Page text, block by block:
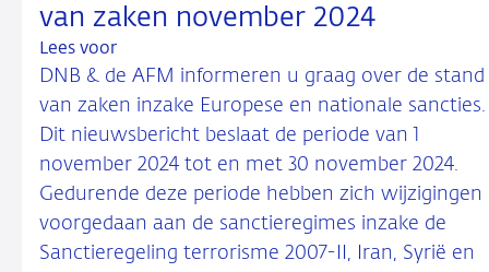
van zaken november 2024
Lees voor
DNB & de AFM informeren u graag over de stand
van zaken inzake Europese en nationale sancties.
Dit nieuwsbericht beslaat de periode van 1
november 2024 tot en met 30 november 2024.
Gedurende deze periode hebben zich wijzigingen
voorgedaan aan de sanctieregimes inzake de
Sanctieregeling terrorisme 2007-II, Iran, Syrië en